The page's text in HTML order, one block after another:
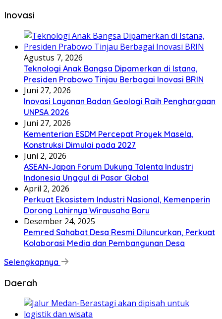
Inovasi
Agustus 7, 2026
Teknologi Anak Bangsa Dipamerkan di Istana,
Presiden Prabowo Tinjau Berbagai Inovasi BRIN
Juni 27, 2026
Inovasi Layanan Badan Geologi Raih Penghargaan
UNPSA 2026
Juni 27, 2026
Kementerian ESDM Percepat Proyek Masela,
Konstruksi Dimulai pada 2027
Juni 2, 2026
ASEAN-Japan Forum Dukung Talenta Industri
Indonesia Unggul di Pasar Global
April 2, 2026
Perkuat Ekosistem Industri Nasional, Kemenperin
Dorong Lahirnya Wirausaha Baru
Desember 24, 2025
Pemred Sahabat Desa Resmi Diluncurkan, Perkuat
Kolaborasi Media dan Pembangunan Desa
Selengkapnya
Daerah